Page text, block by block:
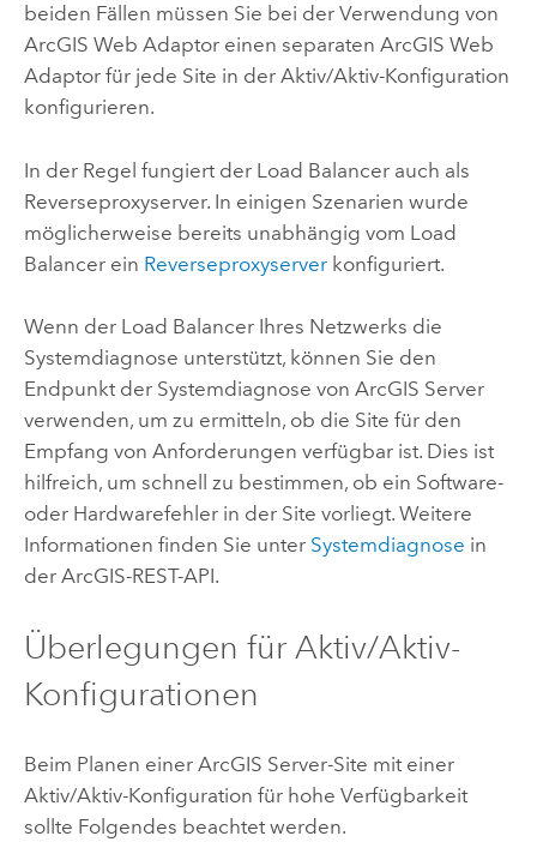
beiden Fällen müssen Sie bei der Verwendung von
ArcGIS Web Adaptoreinen separaten ArcGIS Web
Adaptorfür jede Site in der Aktiv/Aktiv-Konfiguration
konfigurieren.
In der Regel fungiert der Load Balancer auch als
Reverseproxyserver. In einigen Szenarien wurde
möglicherweise bereits unabhängig vom Load
Balancer ein Reverseproxyserverkonfiguriert.
Wenn der Load Balancer Ihres Netzwerks die
Systemdiagnose unterstützt, können Sie den
Endpunkt der Systemdiagnose von ArcGIS Server
verwenden, um zu ermitteln, ob die Site für den
Empfang von Anforderungen verfügbar ist. Dies ist
hilfreich, um schnell zu bestimmen, ob ein Software-
oder Hardwarefehler in der Site vorliegt. Weitere
Informationen finden Sie unter Systemdiagnose in
der ArcGIS-REST-API.
Überlegungen für Aktiv/Aktiv-
Konfigurationen
Beim Planen einer ArcGIS Server-Site mit einer
Aktiv/Aktiv-Konfiguration für hohe Verfügbarkeit
sollte Folgendes beachtet werden.